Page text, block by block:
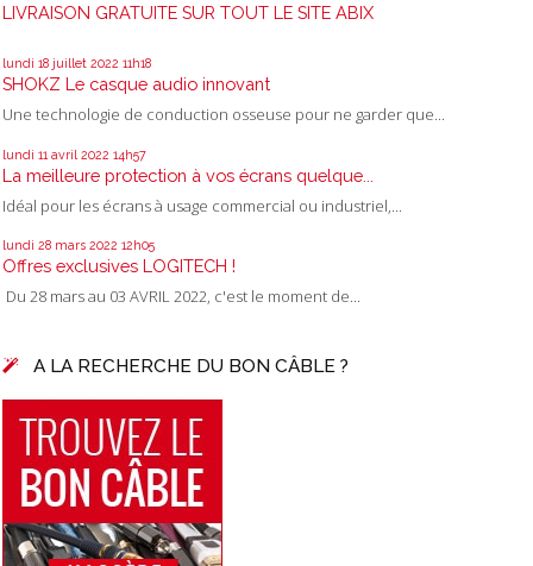
LIVRAISON GRATUITE SUR TOUT LE SITE ABIX
lundi 18 juillet 2022 11h18
SHOKZ Le casque audio innovant
Une technologie de conduction osseuse pour ne garder que...
lundi 11 avril 2022 14h57
La meilleure protection à vos écrans quelque...
Idéal pour les écrans à usage commercial ou industriel,...
lundi 28 mars 2022 12h05
Offres exclusives LOGITECH !
Du 28 mars au 03 AVRIL 2022, c'est le moment de...
A LA RECHERCHE DU BON CÂBLE ?